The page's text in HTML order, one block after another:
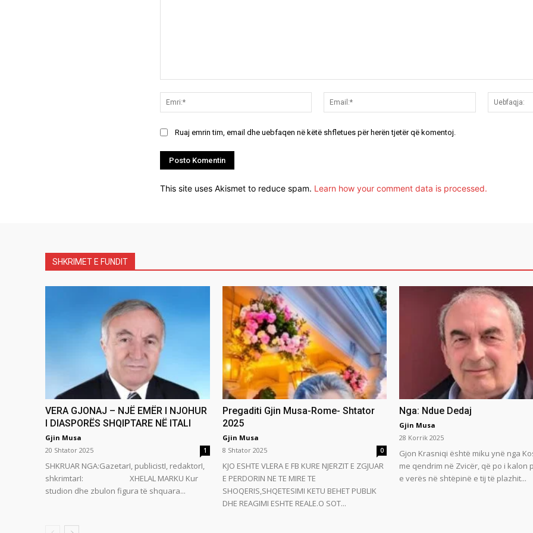
Emri:*
Email:*
Ruaj emrin tim, email dhe uebfaqen në këtë shfletues për herën tjetër që komentoj.
This site uses Akismet to reduce spam. Learn how your comment data is processed.
SHKRIMET E FUNDIT
VERA GJONAJ – NJË EMËR I NJOHUR
I DIASPORËS SHQIPTARE NË ITALI
Gjin Musa
20 Shtator 2025
1
SHKRUAR NGA:GazetarI, publicistI, redaktorI,
shkrimtarI: XHELAL MARKU Kur
studion dhe zbulon figura të shquara...
Pregaditi Gjin Musa-Rome- Shtator
2025
Gjin Musa
8 Shtator 2025
0
KJO ESHTE VLERA E FB KURE NJERZIT E ZGJUAR
E PERDORIN NE TE MIRE TE
SHOQERIS,SHQETESIMI KETU BEHET PUBLIK
DHE REAGIMI ESHTE REALE.O SOT...
Nga: Ndue Dedaj
Gjin Musa
28 Korrik 2025
Gjon Krasniqi është miku ynë nga
me qendrim në Zvicër, që po i kalon
e verës në shtëpinë e tij të plazhit...